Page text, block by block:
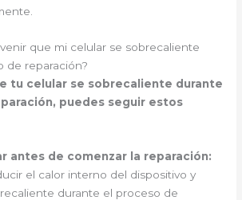
que mi celular se sobrecaliente
de reparación?
tu celular se sobrecaliente durante
puedes seguir estos
antes de comenzar la reparación:
el calor interno del dispositivo y
durante el proceso de